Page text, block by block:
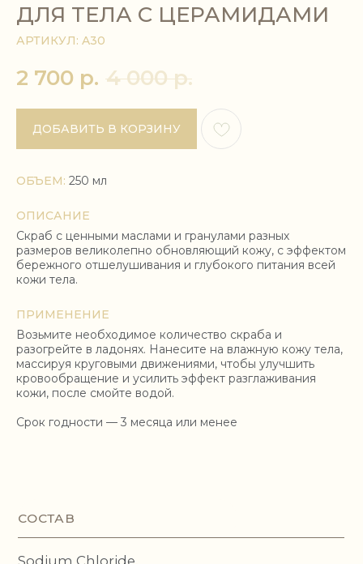
ДЛЯ ТЕЛА С ЦЕРАМИДАМИ
АРТИКУЛ: A30
2 700 р. 4 000 р.
ДОБАВИТЬ В КОРЗИНУ
ОБЪЕМ: 250 мл
ОПИСАНИЕ
Скраб с ценными маслами и гранулами разных
размеров великолепно обновляющий кожу, с эффектом
бережного отшелушивания и глубокого питания всей
кожи тела.
ПРИМЕНЕНИЕ
Возьмите необходимое количество скраба и
разогрейте в ладонях. Нанесите на влажную кожу тела,
массируя круговыми движениями, чтобы улучшить
кровообращение и усилить эффект разглаживания
кожи, после смойте водой.
Срок годности — 3 месяца или менее
Sodium Chloride,
Caprylic/Capric/Triglyceride,
Butyrospermum Parkii, glyceryl stearate,
powder, Sodium Cocoyl Isethionate,
Ceramide 2, Tocopherol, fragrance
СОСТАВ